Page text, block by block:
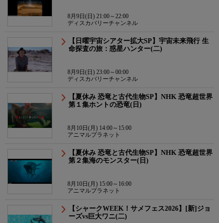
8月9日(日) 21:00～22:00
ディスカバリーチャンネル
【日曜宇宙シアター拡大SP】宇宙未来飛行 生
命探査の旅：惑星ハンター(二)
8月9日(日) 23:00～00:00
ディスカバリーチャンネル
【夏休み 恐竜と古代生物SP】NHK 恐竜超世界
第１集ホントの恐竜(日)
8月10日(月) 14:00～15:00
アニマルプラネット
【夏休み 恐竜と古代生物SP】NHK 恐竜超世界
第２集海のモンスター(日)
8月10日(月) 15:00～16:00
アニマルプラネット
【シャークWEEK！サメフェス2026】[新]ジョ
ーズvs巨大ワニ(二)